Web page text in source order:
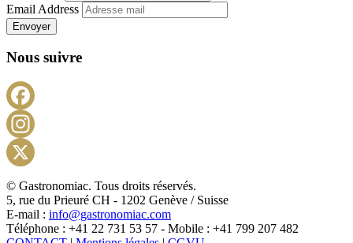
Email Address
Envoyer
Nous suivre
X
© Gastronomiac. Tous droits réservés.
5, rue du Prieuré CH - 1202 Genève / Suisse
E-mail : info@gastronomiac.com
Téléphone : +41 22 731 53 57 - Mobile : +41 799 207 482